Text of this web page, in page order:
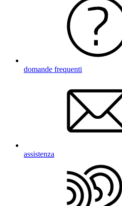
domande frequenti
assistenza